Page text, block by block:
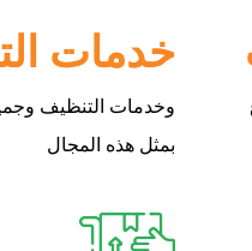
خدمات
وخدمات التنظيف
بمثل هذه المجال